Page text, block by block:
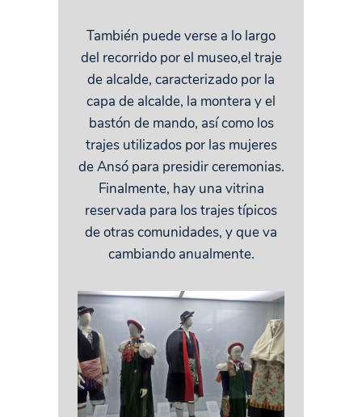
También puede verse a lo largo
del recorrido por el museo,el traje
de alcalde, caracterizado por la
capa de alcalde, la montera y el
bastón de mando, así como los
trajes utilizados por las mujeres
de Ansó para presidir ceremonias.
Finalmente, hay una vitrina
reservada para los trajes típicos
de otras comunidades, y que va
cambiando anualmente.